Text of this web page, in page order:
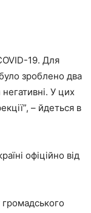
19. Для
зроблено два
У цих
– йдеться в
офіційно від